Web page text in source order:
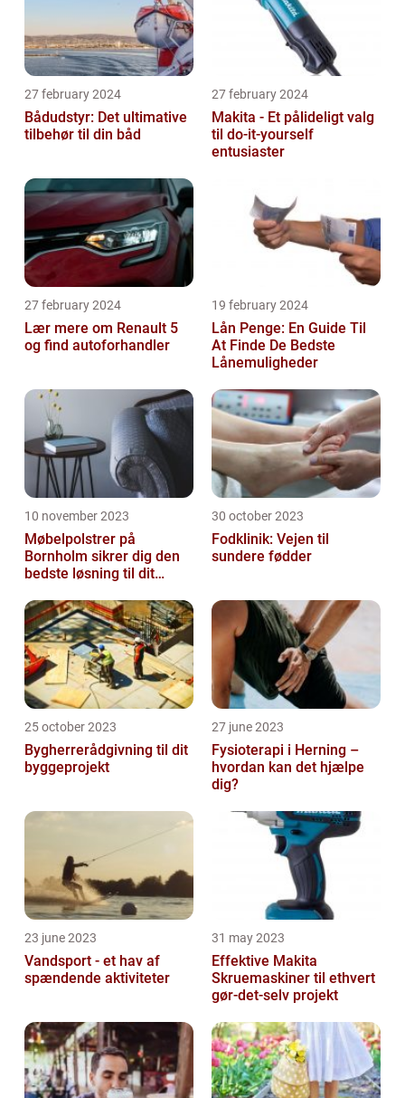
27 february 2024
Bådudstyr: Det ultimative
tilbehør til din båd
27 february 2024
Makita - Et pålideligt valg
til do-it-yourself
entusiaster
27 february 2024
Lær mere om Renault 5
og find autoforhandler
19 february 2024
Lån Penge: En Guide Til
At Finde De Bedste
Lånemuligheder
10 november 2023
Møbelpolstrer på
Bornholm sikrer dig den
bedste løsning til dit
30 october 2023
Fodklinik: Vejen til
sundere fødder
25 october 2023
Bygherrerådgivning til dit
byggeprojekt
27 june 2023
Fysioterapi i Herning –
hvordan kan det hjælpe
dig?
23 june 2023
Vandsport - et hav af
spændende aktiviteter
31 may 2023
Effektive Makita
Skruemaskiner til ethvert
gør-det-selv projekt